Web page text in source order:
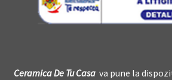
Ceramica DeTu Casava pune la